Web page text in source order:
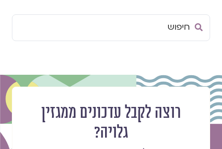
Search
רוצה לקבל עדכונים ממגזין
גלויה?